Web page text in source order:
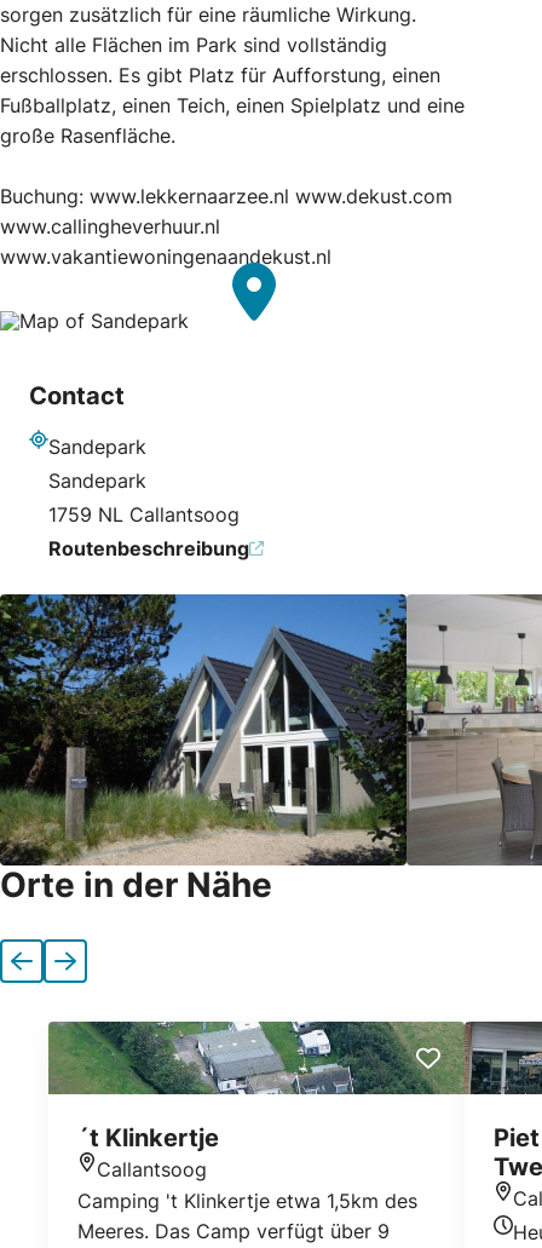
sorgen zusätzlich für eine räumliche Wirkung.
Nicht alle Flächen im Park sind vollständig
erschlossen. Es gibt Platz für Aufforstung, einen
Fußballplatz, einen Teich, einen Spielplatz und eine
große Rasenfläche.
Buchung: www.lekkernaarzee.nl www.dekust.com
www.callingheverhuur.nl
www.vakantiewoningenaandekust.nl
Contact
Sandepark
Sandepark
1759 NL Callantsoog
Routenbeschreibung
Orte in der Nähe
VorherigeNächste
´t Klinkertje
Standort
Callantsoog
Camping 't Klinkertje etwa 1,5km des
Meeres. Das Camp verfügt über 9